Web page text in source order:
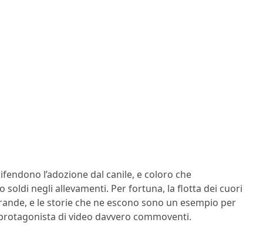
l’adozione dal canile, e coloro che
negli allevamenti. Per fortuna, la flotta dei cuori
e le storie che ne escono sono un esempio per
di video davvero commoventi.